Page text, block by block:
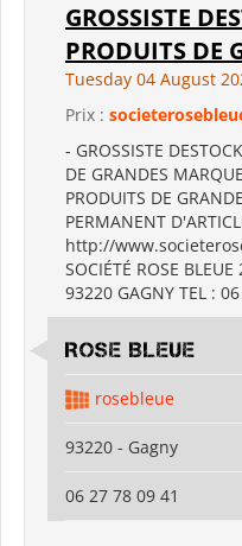
GROSSISTE
PRODUITS DE
Tuesday 04 August
Prix :
- GROSSISTE
DE GRANDES
PRODUITS DE
PERMANENT
http://
SOCIÉTÉ ROSE
93220 GAGNY TEL :
ROSE BLEUE
rosebleue
93220 - Gagny
06 27 78 09 41